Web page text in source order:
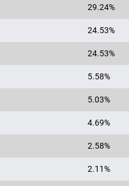
29.24%
24.53%
24.53%
5.58%
5.03%
4.69%
2.58%
2.11%